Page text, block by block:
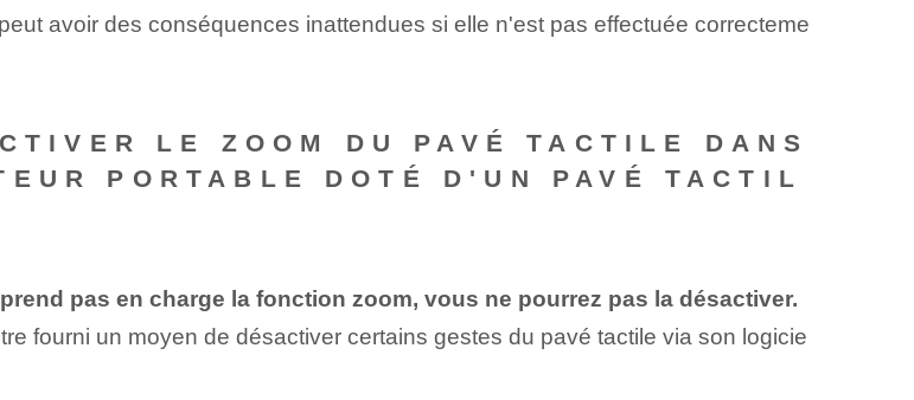
avoir des conséquences inattendues si elle n'est pas effectuée correcteme
LE ZOOM DU PAVÉ TACTILE DANS
PORTABLE DOTÉ D'UN PAVÉ TACTIL
pas en charge la fonction zoom, vous ne pourrez pas la désactiver.
fourni un moyen de désactiver certains gestes du pavé tactile via son logicie